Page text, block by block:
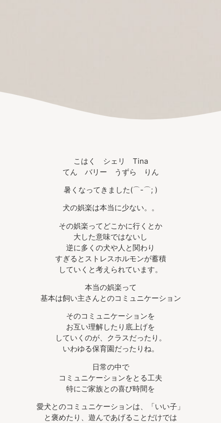
こはく シェリ Tina
てん バリー うずら りん
暑くなってきました(⌒-⌒; )
犬の娯楽は本当に少ない。。
その娯楽ってどこかに行くとか
大した意味ではないし
逆に多くの犬や人と関わり
すぎるとストレスホルモンが蓄積
していくと考えられています。
本当の娯楽って
基本は飼い主さんとのコミュニケーション
そのコミュニケーションを
お互い理解したり底上げを
していくのが、クラスだったり。
いわゆる保育園だったりね。
日常の中で
コミュニケーションをとる工夫
特にご家族との喜び時間を
愛犬とのコミュニケーションは、「いい子」
と褒めたり、遊んであげることだけでは